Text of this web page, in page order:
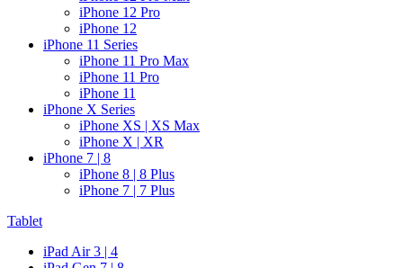
iPhone 12 Pro
iPhone 12
iPhone 11 Series
iPhone 11 Pro Max
iPhone 11 Pro
iPhone 11
iPhone X Series
iPhone XS | XS Max
iPhone X | XR
iPhone 7 | 8
iPhone 8 | 8 Plus
iPhone 7 | 7 Plus
Tablet
iPad Air 3 | 4